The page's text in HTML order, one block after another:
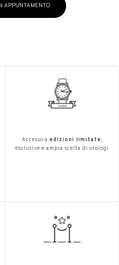
APPUNTAMENTO
Accesso a edizioni limitate,
esclusive e ampia scelta di orologi